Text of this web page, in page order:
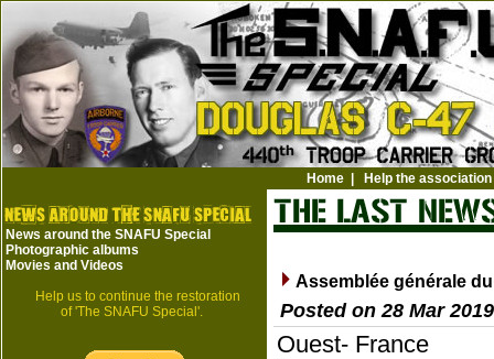
Home Help the association
News around the SNAFU Special
Photographic albums
Movies and Videos
Help us to continue the restoration
of 'The SNAFU Special'.
Assemblée générale
Posted on 28 Mar 2019
Ouest- France